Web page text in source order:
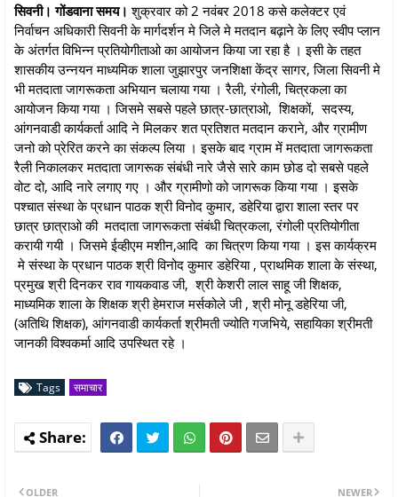
सिवनी। गोंडवाना समय। शुक्रवार को 2 नवंबर 2018 कसे कलेक्टर एवं
निर्वाचन अधिकारी सिवनी के मार्गदर्शन मे जिले मे मतदान बढ़ाने के लिए स्वीप प्लान
के अंतर्गत विभिन्न प्रतियोगीताओ का आयोजन किया जा रहा है । इसी के तहत
शासकीय उन्नयन माध्यमिक शाला जुझारपुर जनशिक्षा केंद्र सागर, जिला सिवनी मे
भी मतदाता जागरूकता अभियान चलाया गया । रैली, रंगोली, चित्रकला का
आयोजन किया गया । जिसमे सबसे पहले छात्र-छात्राओ, शिक्षकों, सदस्य,
आंगनवाडी कार्यकर्ता आदि ने मिलकर शत प्रतिशत मतदान कराने, और ग्रामीण
जनो को प्रेरित करने का संकल्प लिया । इसके बाद ग्राम में मतदाता जागरूकता
रैली निकालकर मतदाता जागरूक संबंधी नारे जैसे सारे काम छोड दो सबसे पहले
वोट दो, आदि नारे लगाए गए । और ग्रामीणो को जागरूक किया गया । इसके
पश्चात संस्था के प्रधान पाठक श्री विनोद कुमार, डहेरिया द्वारा शाला स्तर पर
छात्र छात्राओ की मतदाता जागरूकता संबंधी चित्रकला, रंगोली प्रतियोगीता
करायी गयी । जिसमे ईव्हीएम मशीन,आदि का चित्रण किया गया । इस कार्यक्रम
मे संस्था के प्रधान पाठक श्री विनोद कुमार डहेरिया , प्राथमिक शाला के संस्था,
प्रमुख श्री दिनकर राव गायकवाड जी, श्री केशरी लाल साहू जी शिक्षक,
माध्यमिक शाला के शिक्षक श्री हेमराज मर्सकोले जी , श्री मोनू डहेरिया जी,
(अतिथि शिक्षक), आंगनवाडी कार्यकर्ता श्रीमती ज्योति गजभिये, सहायिका श्रीमती
जानकी विश्वकर्मा आदि उपस्थित रहे ।
Tags समाचार
NEWER
OLDER